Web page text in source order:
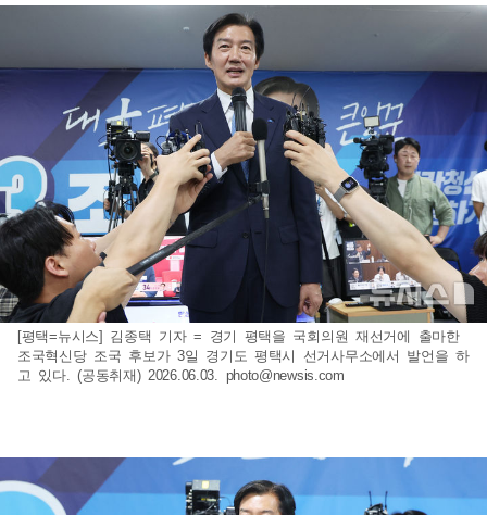
[평택=뉴시스] 김종택 기자 = 경기 평택을 국회의원 재선거에 출마한
조국혁신당 조국 후보가 3일 경기도 평택시 선거사무소에서 발언을 하
고 있다. (공동취재) 2026.06.03. photo@newsis.com